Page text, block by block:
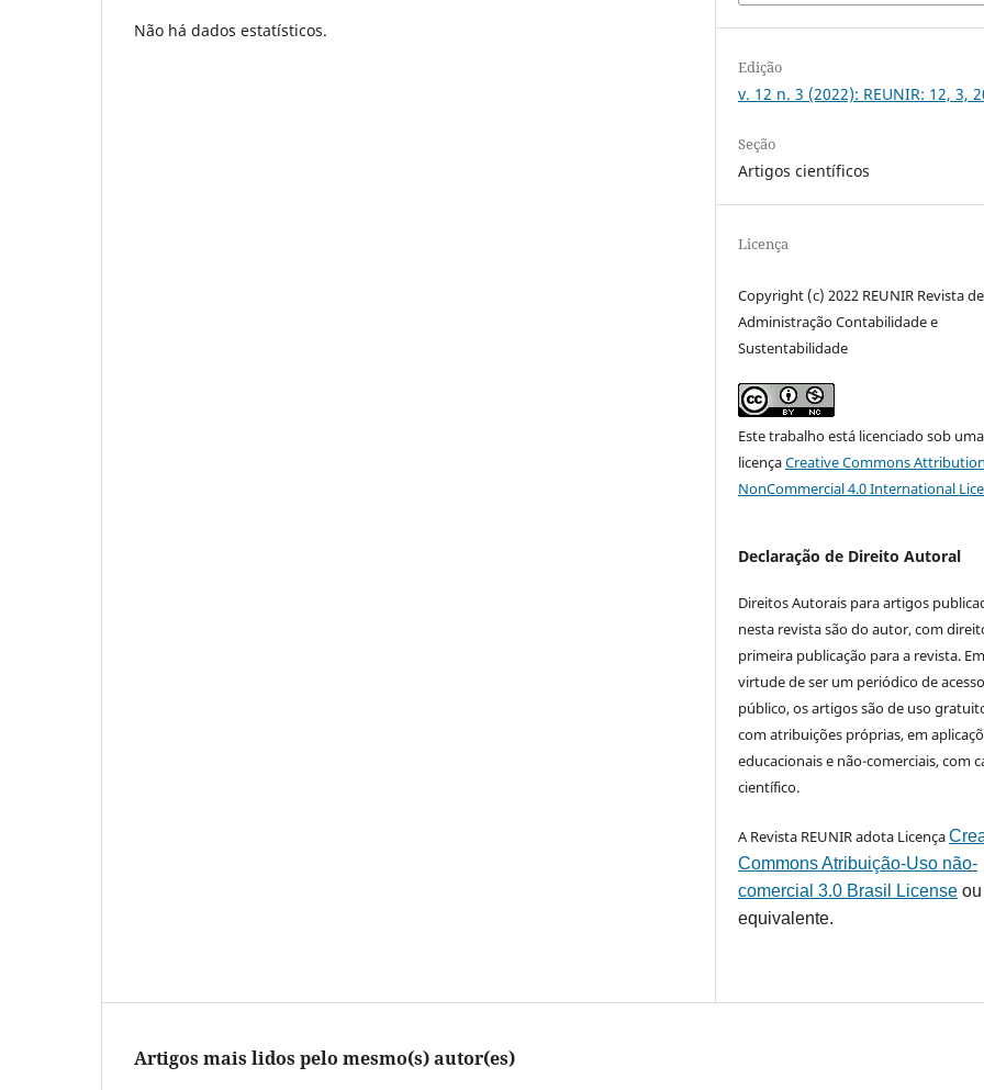
Não há dados estatísticos.
Edição
v. 12 n. 3 (2022): REUNIR: 12, 3,
Seção
Artigos científicos
Licença
Copyright (c) 2022 REUNIR Revista de
Administração Contabilidade e
Sustentabilidade
Este trabalho está licenciado sob uma
licençaCreative Commons
NonCommercial 4.0 International
Declaração de Direito Autoral
Direitos Autorais para artigos
nesta revista são do autor, com
primeira publicação para a revista. Em
virtude de ser um periódico de acesso
público, os artigos são de uso
com atribuições próprias, em
educacionais e não-comerciais, com
científico.
A Revista REUNIR adota Licença
Commons Atribuição-Uso não-
comercial 3.0 Brasil License
equivalente.
Artigos mais lidos pelo mesmo(s) autor(es)